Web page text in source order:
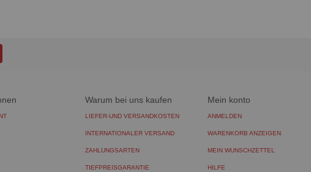
Warum bei uns kaufen
LIEFER-UND VERSANDKOSTEN
INTERNATIONALER VERSAND
ZAHLUNGSARTEN
TIEFPREISGARANTIE
Mein konto
ANMELDEN
WARENKORB ANZEIGEN
MEIN WUNSCHZETTEL
HILFE